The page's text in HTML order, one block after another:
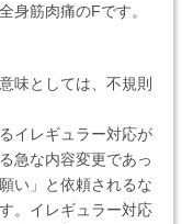
身筋肉痛のFです。
味としては、不規則
イレギュラー対応が
急な内容変更であっ
い」と依頼されるな
。イレギュラー対応